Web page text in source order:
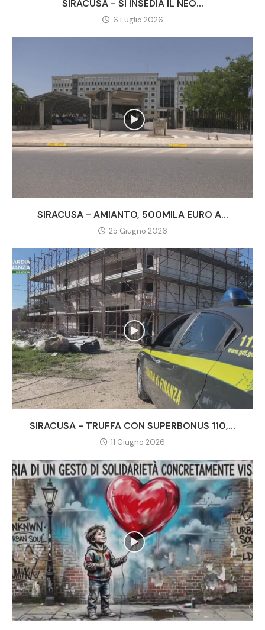
SIRACUSA - SI INSEDIA IL NEO...
6 Luglio 2026
SIRACUSA - AMIANTO, 500MILA EURO A...
25 Giugno 2026
SIRACUSA - TRUFFA CON SUPERBONUS 110,...
11 Giugno 2026